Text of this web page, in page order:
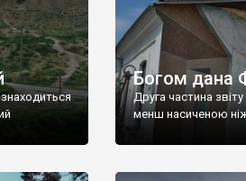
Богом дана
Друга частина
менш насиченою